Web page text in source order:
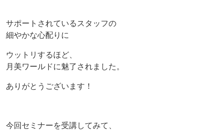
サポートされているスタッフの
細やかな心配りに
ウットリするほど、
月美ワールドに魅了されました。
ありがとうございます！
今回セミナーを受講してみて、